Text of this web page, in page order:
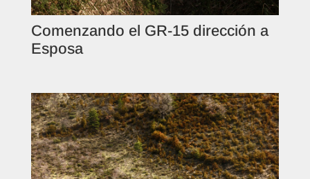
Comenzando el GR-15 dirección a
Esposa